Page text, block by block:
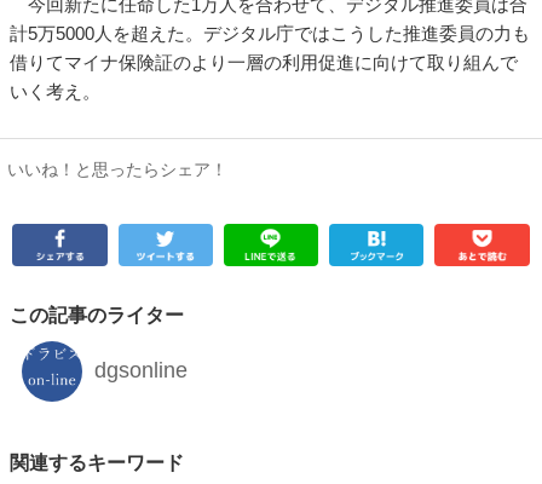
今回新たに任命した1万人を合わせて、デジタル推進委員は合
計5万5000人を超えた。デジタル庁ではこうした推進委員の力も
借りてマイナ保険証のより一層の利用促進に向けて取り組んで
いく考え。
いいね！と思ったらシェア！
この記事のライター
dgsonline
関連するキーワード